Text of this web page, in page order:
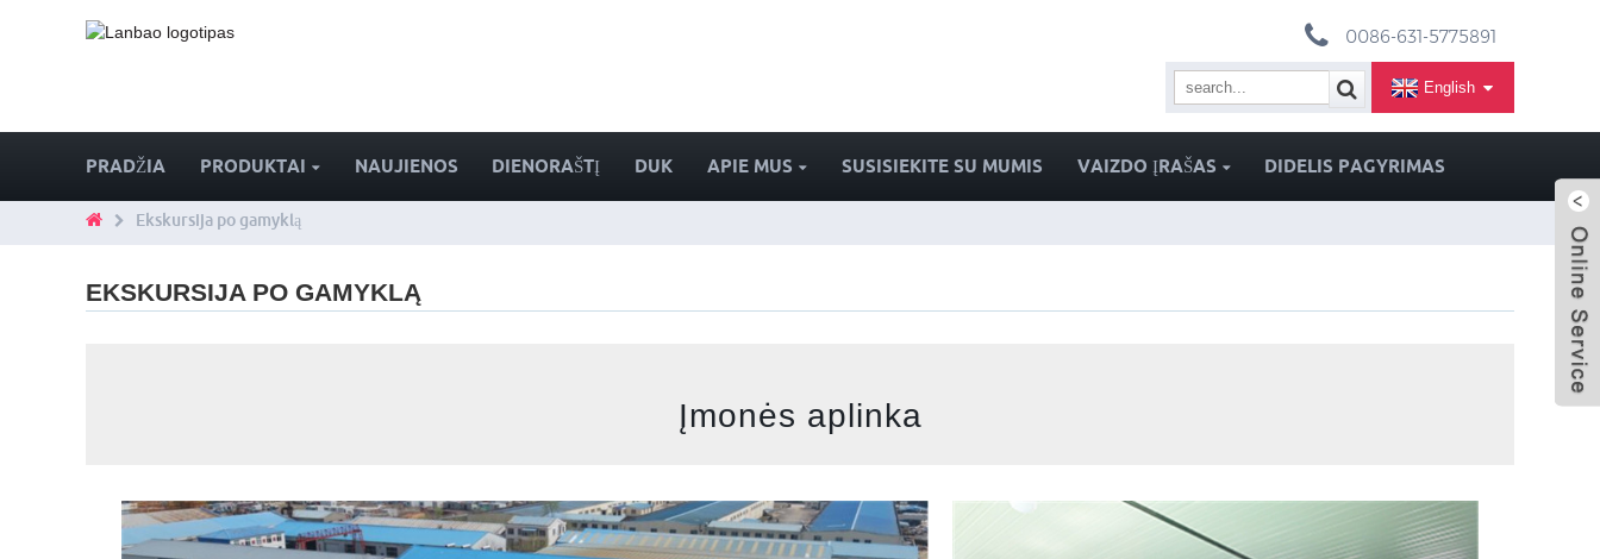
0086-631-5775891
English
PRADŽIA PRODUKTAI NAUJIENOS DIENORAŠTĮ DUK APIE MUS SUSISIEKITE SU MUMIS VAIZDO ĮRAŠAS DIDELIS PAGYRIMAS
Ekskursija po gamyklą
EKSKURSIJA PO GAMYKLĄ
Įmonės aplinka